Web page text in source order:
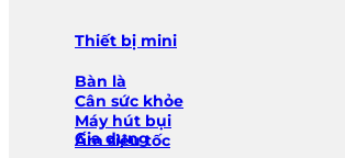
Thiết bị mini
Bàn là
Cân sức khỏe
Máy hút bụi
Ấm siêu tốc
Gia dụng